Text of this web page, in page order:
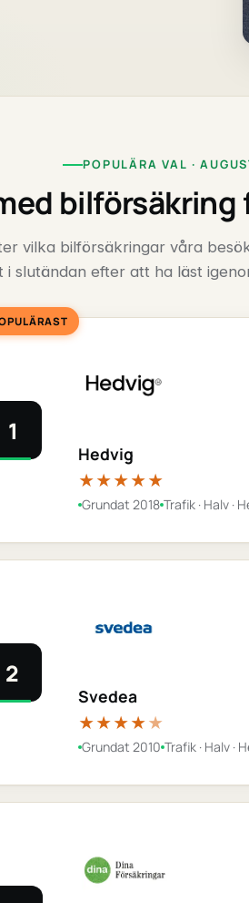
POPULÄRA VAL ·
bilförsäkring
vilka bilförsäkringar våra
i slutändan efter att ha läst
1
Hedvig
★★★★★
Grundat 2018 Trafik · Halv ·
2
Svedea
★★★★★
Grundat 2010 Trafik · Halv ·